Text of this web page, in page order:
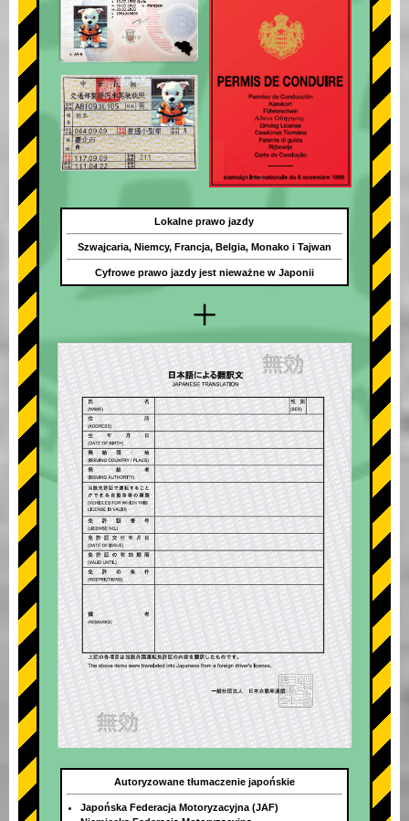
+
Lokalne prawo jazdy
Szwajcaria, Niemcy, Francja, Belgia, Monako i Tajwan
Cyfrowe prawo jazdy jest nieważne w Japonii
Autoryzowane tłumaczenie japońskie
Japońska Federacja Motoryzacyjna (JAF)